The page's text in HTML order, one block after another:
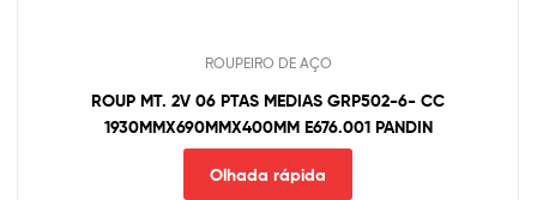
ROUPEIRO DE AÇO
ROUP MT. 2V 06 PTAS MEDIAS GRP502-6- CC
1930MMX690MMX400MM E676.001 PANDIN
Olhada rápida